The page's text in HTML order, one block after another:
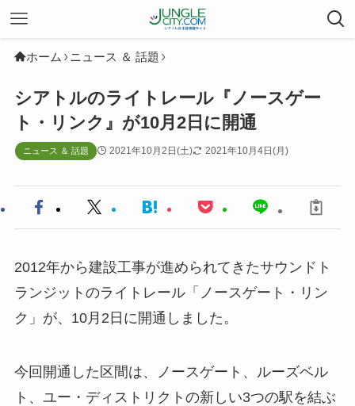
ホーム ニュース ＆ 話題
シアトルのライトレール『ノースゲー
ト・リンク』が10月2日に開通
ニュース ＆ 話題 2021年10月2日(土) 2021年10月4日(月)
2012年から建設工事が進められてきたサウンドト
ランジットのライトレール「ノースゲート・リン
ク」が、10月2日に開通しました。
今回開通した区間は、ノースゲート、ルーズベル
ト、ユー・ディストリクトの新しい3つの駅を結ぶ